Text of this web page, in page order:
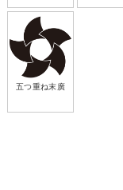
五つ重ね末廣